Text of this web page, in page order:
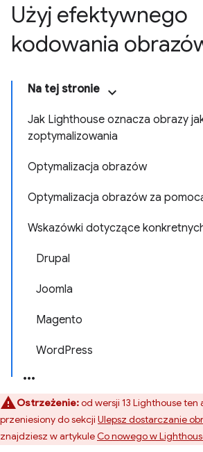
Użyj efektywnego
kodowania
Na tej stronie
Jak Lighthouse oznacza obrazy
zoptymalizowania
Optymalizacja obrazów
Optymalizacja obrazów za
Wskazówki dotyczące
Drupal
Joomla
Magento
WordPress
Ostrzeżenie:od wersji 13 Lighthouse ten
przeniesiony do sekcji Ulepsz dostarczanie
znajdziesz w artykuleCo nowego w